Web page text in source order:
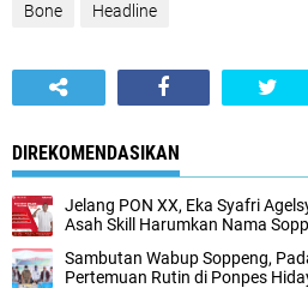
Bone Headline
DIREKOMENDASIKAN
Jelang PON XX, Eka Syafri
Asah Skill Harumkan Nama
Sambutan Wabup Soppeng,
Pertemuan Rutin di Ponpes